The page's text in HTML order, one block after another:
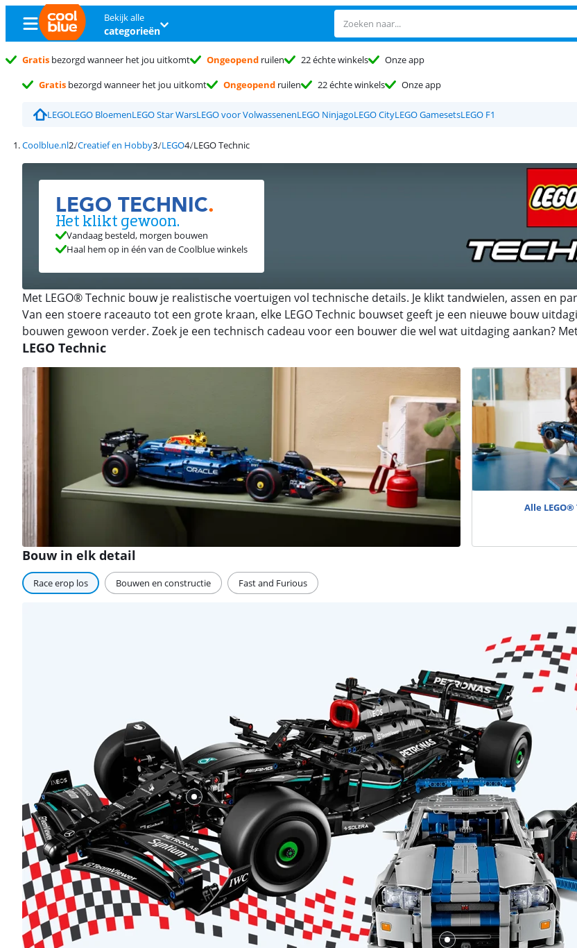
Bekijk alle
categorieën
Gratis bezorgd wanneer het jou uitkomt Ongeopend ruilen 22 échte winkels
Onze app
Gratis bezorgd wanneer het jou uitkomt Ongeopend ruilen 22 échte winkels Onze app
LEGOLEGO BloemenLEGO Star WarsLEGO voor VolwassenenLEGO NinjagoLEGO CityLEGO GamesetsLEGO F1
Coolblue.nl Creatief en Hobby LEGO LEGO Technic
LEGO TECHNIC.
Het klikt gewoon.
Vandaag besteld, morgen bouwen
Haal hem op in één van de Coolblue winkels
Met LEGO® Technic bouw je realistische voertuigen vol technische details. Je klikt tandwielen, assen en
Van een stoere raceauto tot een grote kraan, elke LEGO Technic bouwset geeft je een nieuwe bouw
bouwen gewoon verder. Zoek je een technisch cadeau voor een bouwer die wel wat uitdaging aankan?
LEGO Technic
Alle
Bouw in elk detail
Race erop los Bouwen en constructie Fast and Furious